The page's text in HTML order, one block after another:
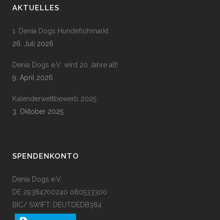
AKTUELLES
1. Denia Dogs Hundeflohmarkt
26. Juli 2026
Denia Dogs e.V. wird 20 Jahre alt!
9. April 2026
Kalenderwettbewerb 2025
3. Oktober 2025
SPENDENKONTO
Denia Dogs e.V.
DE 29384700240 080533300
BIC/ SWIFT: DEUTDEDB384